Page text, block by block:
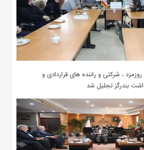
، شرکتی و راننده های قراردادی و
بندرگز تجلیل شد